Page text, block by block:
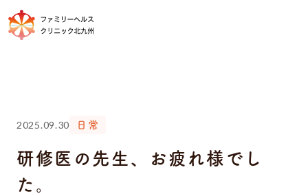
2025.09.30 日常
研修医の先生、お疲れ様でし
た。